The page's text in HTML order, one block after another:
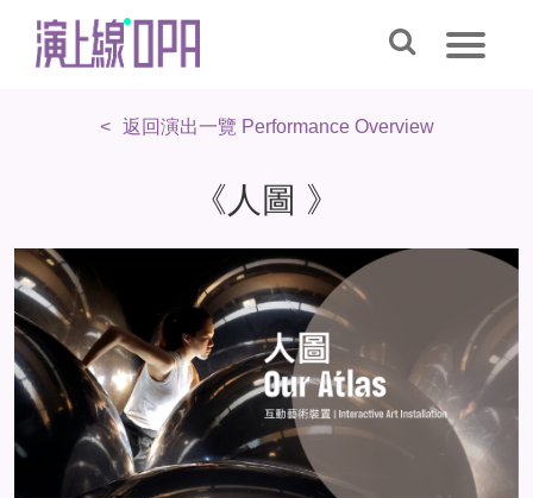
返回演出一覽 Performance Overview
《人圖 》